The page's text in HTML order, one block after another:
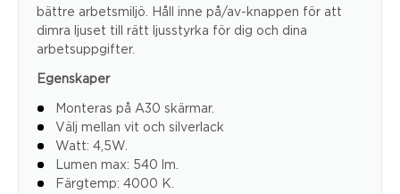
bättre arbetsmiljö. Håll inne på/av-knappen för att
dimra ljuset till rätt ljusstyrka för dig och dina
arbetsuppgifter.
Egenskaper
Monteras på A30 skärmar.
Välj mellan vit och silverlack
Watt: 4,5W.
Lumen max: 540 lm.
Färgtemp: 4000 K.